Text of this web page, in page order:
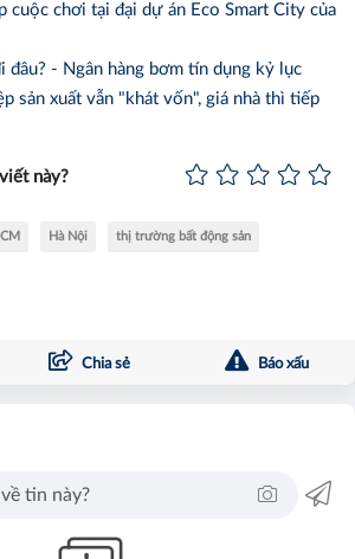
cuộc chơi tại đại dự án Eco Smart City của
đâu? - Ngân hàng bơm tín dụng kỷ lục
sản xuất vẫn "khát vốn", giá nhà thì tiếp
này?
Hà Nội thị trường bất động sản
Chia sẻ Báo xấu